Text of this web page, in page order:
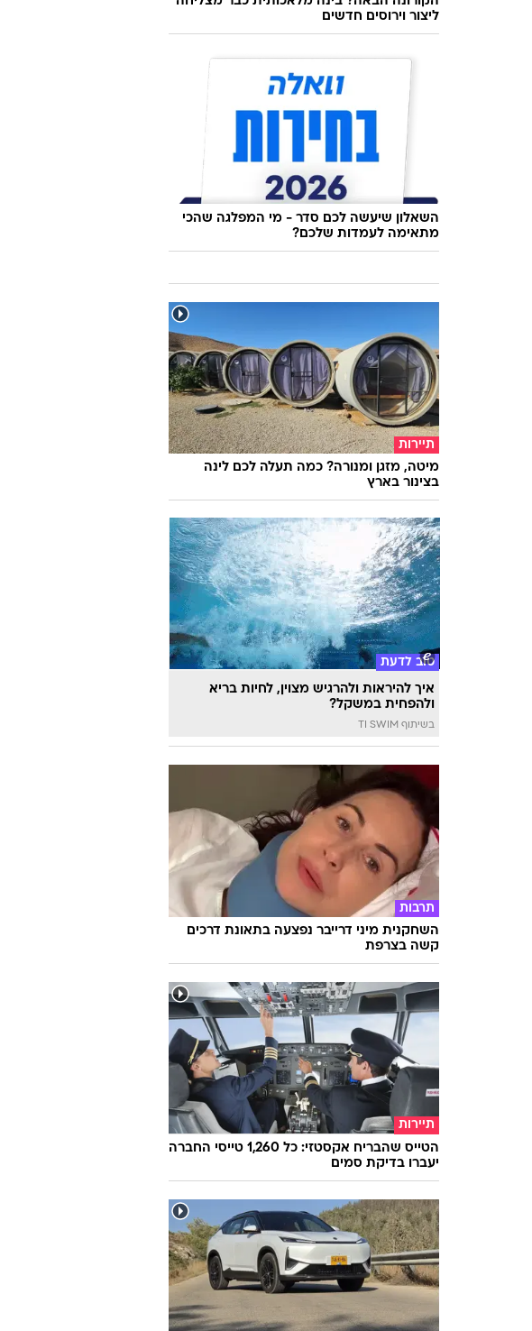
ליצור וירוסים חדשים
השאלון שיעשה לכם סדר - מי המפלגה שהכי
מתאימה לעמדות שלכם?
תיירות
מיטה, מזגן ומנורה? כמה תעלה לכם לינה
בצינור בארץ
טוב לדעת
איך להיראות ולהרגיש מצוין, לחיות בריא
ולהפחית במשקל?
בשיתוף TI SWIM
תרבות
השחקנית מיני דרייבר נפצעה בתאונת דרכים
קשה בצרפת
תיירות
הטייס שהבריח אקסטזי: כל 1,260 טייסי החברה
יעברו בדיקת סמים